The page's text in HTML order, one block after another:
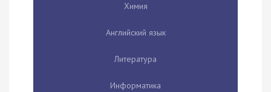
Химия
Английский язык
Литература
Информатика